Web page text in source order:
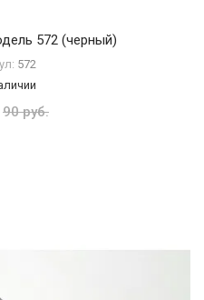
572 (черный)
572
90 руб.